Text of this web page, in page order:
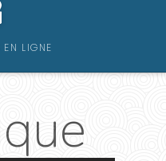
LIGNE